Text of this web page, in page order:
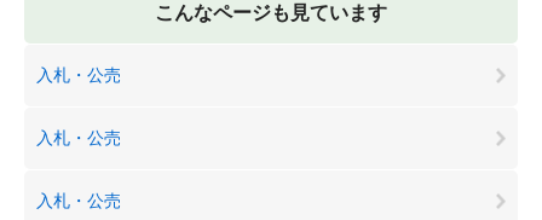
こんなページも見ています
入札・公売
入札・公売
入札・公売